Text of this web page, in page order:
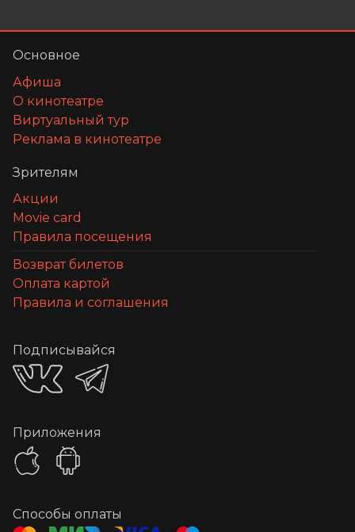
Основное
Афиша
О кинотеатре
Виртуальный тур
Реклама в кинотеатре
Зрителям
Акции
Movie card
Правила посещения
Возврат билетов
Оплата картой
Правила и соглашения
Подписывайся
Приложения
Способы оплаты